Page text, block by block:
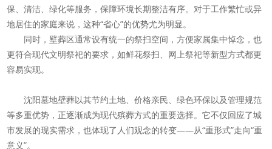
保、清洁、绿化等服务，保障环境长期整洁有序。对于工作繁忙或异
地居住的家庭来说，这种“省心”的优势尤为明显。
同时，壁葬区通常设有统一的祭扫空间，方便家属集中悼念，也
更符合现代文明祭祀的要求，如鲜花祭扫、网上祭祀等新型方式都更
容易实现。
沈阳墓地壁葬以其节约土地、价格亲民、绿色环保以及管理规范
等多重优势，正逐渐成为现代殡葬方式的重要选择。它不仅回应了城
市发展的现实需求，也体现了人们观念的转变——从“重形式”走向“重
意义”。